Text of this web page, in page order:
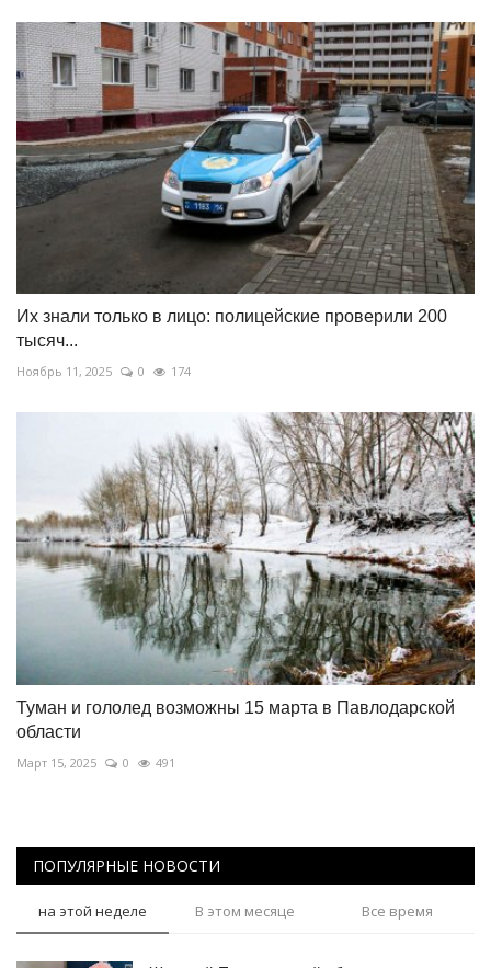
Их знали только в лицо: полицейские проверили 200
тысяч...
Ноябрь 11, 2025 0 174
Туман и гололед возможны 15 марта в Павлодарской
области
Март 15, 2025 0 491
ПОПУЛЯРНЫЕ НОВОСТИ
на этой неделе В этом месяце Все время